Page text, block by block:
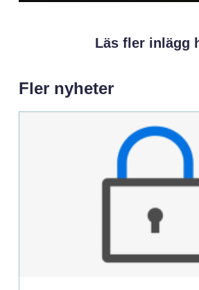
Läs fler inlägg
Fler nyheter